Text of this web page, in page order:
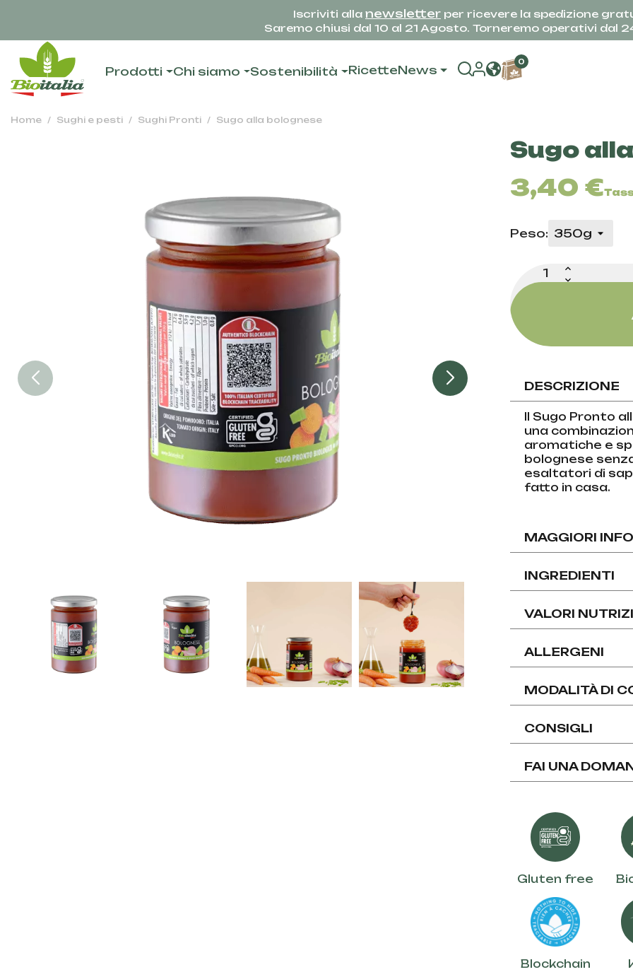
Iscriviti alla newsletter per ricevere la spedizione
Saremo chiusi dal 10 al 21 Agosto. Torneremo operativi dal
Prodotti Chi siamo Sostenibilità RicetteNews
0
Home Sughi e pesti Sughi Pronti Sugo alla bolognese
Sugo
3,40 €
Peso:
DESCRIZIONE
Il Sugo Pronto
una
aromatiche e
bolognese
esaltatori di
fatto in casa.
MAGGIORI
INGREDIENTI
VALORI
ALLERGENI
MODALITÀ DI
CONSIGLI
FAI UNA
Gluten free
Blockchain